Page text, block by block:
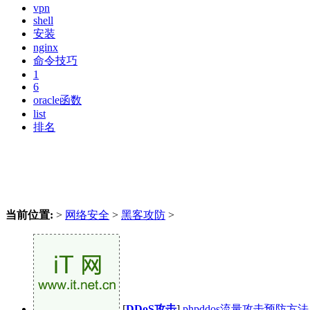
vpn
shell
安装
nginx
命令技巧
1
6
oracle函数
list
排名
当前位置: > 网络安全 > 黑客攻防 >